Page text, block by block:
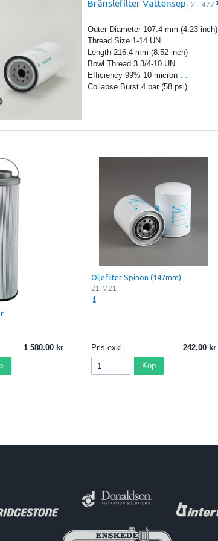
Bränslefilter Vattensep. 21-477
Outer Diameter 107.4 mm (4.23 inch)
Thread Size 1-14 UN
Length 216.4 mm (8.52 inch)
Bowl Thread 3 3/4-10 UN
Efficiency 99% 10 micron
Collapse Burst 4 bar (58 psi)
1 580.00
Oljefilter Spinon (147mm)
21-M21
Pris exkl. 242.00
Köp